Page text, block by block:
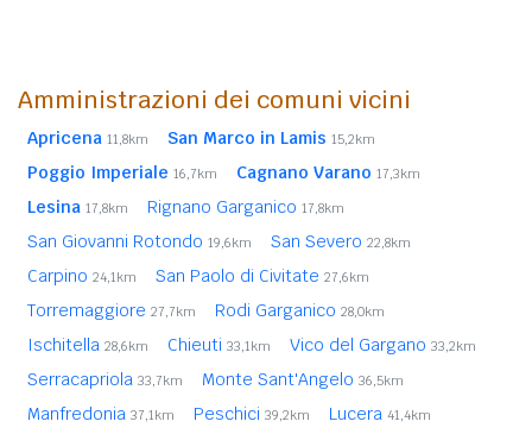
Amministrazioni dei comuni vicini
Apricena 11,8km San Marco in Lamis 15,2km
Poggio Imperiale 16,7km Cagnano Varano 17,3km
Lesina 17,8km Rignano Garganico 17,8km
San Giovanni Rotondo 19,6km San Severo 22,8km
Carpino 24,1km San Paolo di Civitate 27,6km
Torremaggiore 27,7km Rodi Garganico 28,0km
Ischitella 28,6km Chieuti 33,1km Vico del Gargano 33,2km
Serracapriola 33,7km Monte Sant'Angelo 36,5km
Manfredonia 37,1km Peschici 39,2km Lucera 41,4km